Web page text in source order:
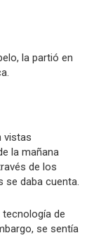
la partió en
vistas
la mañana
de los
se daba cuenta.
tecnología de
se sentía